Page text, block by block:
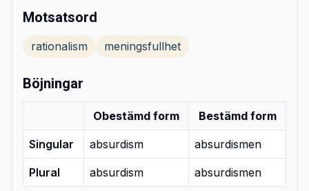
Motsatsord
rationalism meningsfullhet
Böjningar
Obestämd form Bestämd form
Singular absurdism absurdismen
Plural absurdism absurdismen